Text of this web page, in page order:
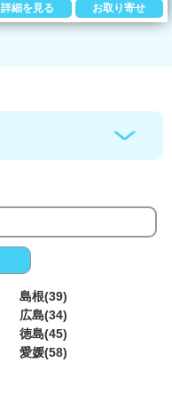
詳細を見る お取り寄せ
島根(39)
広島(34)
徳島(45)
愛媛(58)